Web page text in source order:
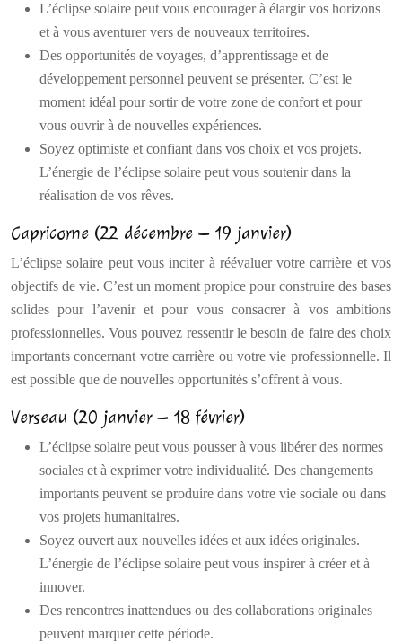
L’éclipse solaire peut vous encourager à élargir vos horizons
et à vous aventurer vers de nouveaux territoires.
Des opportunités de voyages, d’apprentissage et de
développement personnel peuvent se présenter. C’est le
moment idéal pour sortir de votre zone de confort et pour
vous ouvrir à de nouvelles expériences.
Soyez optimiste et confiant dans vos choix et vos projets.
L’énergie de l’éclipse solaire peut vous soutenir dans la
réalisation de vos rêves.
Capricorne (22 décembre – 19 janvier)
L’éclipse solaire peut vous inciter à réévaluer votre carrière et vos
objectifs de vie. C’est un moment propice pour construire des bases
solides pour l’avenir et pour vous consacrer à vos ambitions
professionnelles. Vous pouvez ressentir le besoin de faire des choix
importants concernant votre carrière ou votre vie professionnelle. Il
est possible que de nouvelles opportunités s’offrent à vous.
Verseau (20 janvier – 18 février)
L’éclipse solaire peut vous pousser à vous libérer des normes
sociales et à exprimer votre individualité. Des changements
importants peuvent se produire dans votre vie sociale ou dans
vos projets humanitaires.
Soyez ouvert aux nouvelles idées et aux idées originales.
L’énergie de l’éclipse solaire peut vous inspirer à créer et à
innover.
Des rencontres inattendues ou des collaborations originales
peuvent marquer cette période.